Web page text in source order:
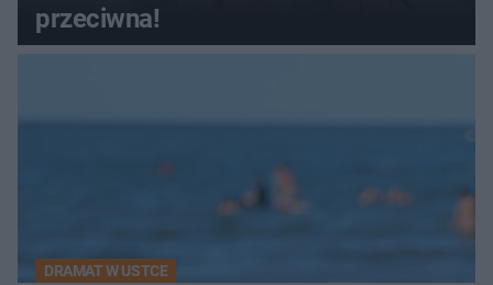
przeciwna!
DRAMAT W USTCE